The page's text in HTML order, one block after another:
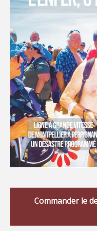
Commander le